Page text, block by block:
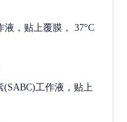
液，贴上覆膜， 37°C
(SABC)工作液，贴上